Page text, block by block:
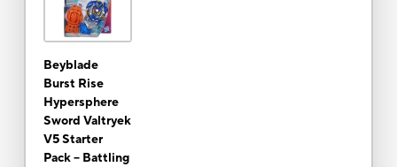
Beyblade
Burst Rise
Hypersphere
Sword Valtryek
V5 Starter
Pack -- Battling